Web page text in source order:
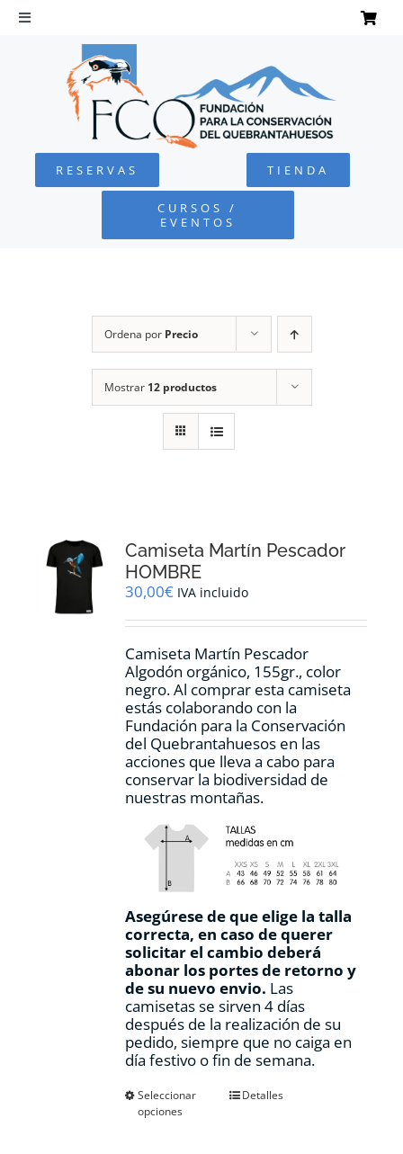
Saltar
Toggle
Navigation
QUEBRANTAHUESOS
FUNDACIÓN
CONTACTO
CARRITO
RESERVAS TIENDA
CURSOS /
EVENTOS
Ordena por Precio
Mostrar 12 productos
Camiseta Martín Pescador
HOMBRE
30,00€ IVA incluido
Camiseta Martín Pescador
Algodón orgánico, 155gr., color
negro. Al comprar esta camiseta
estás colaborando con la
Fundación para la Conservación
del Quebrantahuesos en las
acciones que lleva a cabo para
conservar la biodiversidad de
nuestras montañas.
Asegúrese de que elige la talla
correcta, en caso de querer
solicitar el cambio deberá
abonar los portes de retorno y
de su nuevo envio. Las
camisetas se sirven 4 días
después de la realización de su
pedido, siempre que no caiga en
día festivo o fin de semana.
Seleccionar
opciones
EsteDetalles